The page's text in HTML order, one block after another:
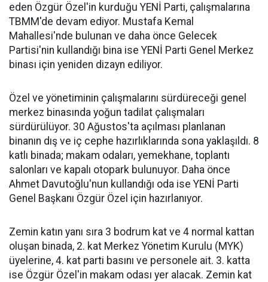
eden Özgür Özel'in kurduğu YENİ Parti, çalışmalarına
TBMM'de devam ediyor. Mustafa Kemal
Mahallesi'nde bulunan ve daha önce Gelecek
Partisi'nin kullandığı bina ise YENİ Parti Genel Merkez
binası için yeniden dizayn ediliyor.
Özel ve yönetiminin çalışmalarını sürdüreceği genel
merkez binasında yoğun tadilat çalışmaları
sürdürülüyor. 30 Ağustos'ta açılması planlanan
binanın dış ve iç cephe hazırlıklarında sona yaklaşıldı. 8
katlı binada; makam odaları, yemekhane, toplantı
salonları ve kapalı otopark bulunuyor. Daha önce
Ahmet Davutoğlu'nun kullandığı oda ise YENİ Parti
Genel Başkanı Özgür Özel için hazırlanıyor.
Zemin katın yanı sıra 3 bodrum kat ve 4 normal kattan
oluşan binada, 2. kat Merkez Yönetim Kurulu (MYK)
üyelerine, 4. kat parti basını ve personele ait. 3. katta
ise Özgür Özel'in makam odası yer alacak. Zemin kat